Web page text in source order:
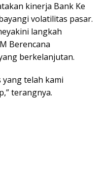
kinerja Bank Ke
volatilitas pasar.
langkah
Berencana
berkelanjutan.
telah kami
terangnya.